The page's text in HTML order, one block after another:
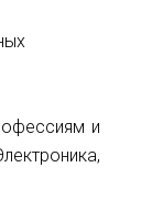
и